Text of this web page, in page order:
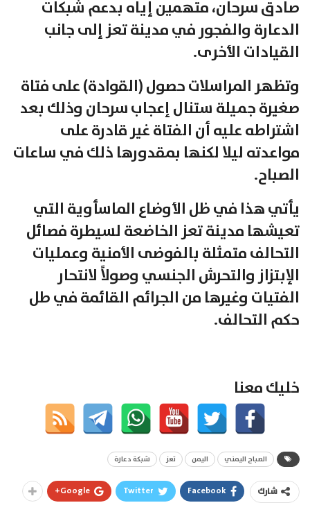
صادق سرحان، متهمين إياه بدعم شبكات
الدعارة والفجور في مدينة تعز إلى جانب
القيادات الأخرى.
وتظهر المراسلات حصول (القوادة) على فتاة
صغيرة جميلة ستنال إعجاب سرحان وذلك بعد
اشتراطه عليه أن الفتاة غير قادرة على
مواعدته ليلا لكنها بمقدورها ذلك في ساعات
الصباح.
يأتي هذا في ظل الأوضاع الماسأوية التي
تعيشها مدينة تعز الخاضعة لسيطرة فصائل
التحالف متمثلة بالفوضى الأمنية وعمليات
الإبتزاز والتحرش الجنسي وصولاً لانتحار
الفتيات وغيرها من الجرائم القائمة في طل
حكم التحالف.
خليك معنا
الصباح اليمني اليمن تعز شبكة دعارة
شارك Facebook
Twitter
Google+